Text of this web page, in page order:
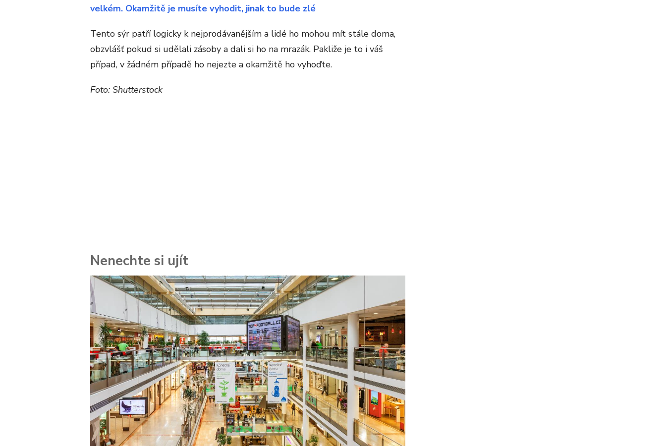
velkém. Okamžitě je musíte vyhodit, jinak to bude zlé
Tento sýr patří logicky k nejprodávanějším a lidé ho mohou mít stále doma,
obzvlášť pokud si udělali zásoby a dali si ho na mrazák. Pakliže je to i váš
případ, v žádném případě ho nejezte a okamžitě ho vyhoďte.
Foto: Shutterstock
Nenechte si ujít